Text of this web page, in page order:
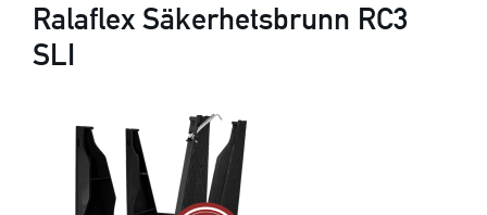
Ralaflex Säkerhetsbrunn RC3
SLI